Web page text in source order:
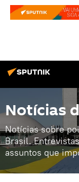
Notícias
Notícias sobre
Brasil.
assuntos que